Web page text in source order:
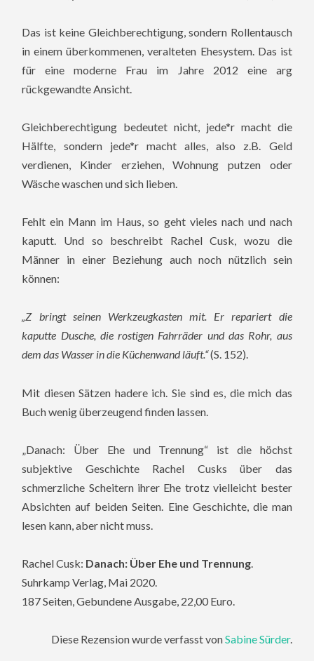
Das ist keine Gleichberechtigung, sondern Rollentausch
in einem überkommenen, veralteten Ehesystem. Das ist
für eine moderne Frau im Jahre 2012 eine arg
rückgewandte Ansicht.
Gleichberechtigung bedeutet nicht, jede*r macht die
Hälfte, sondern jede*r macht alles, also z.B. Geld
verdienen, Kinder erziehen, Wohnung putzen oder
Wäsche waschen und sich lieben.
Fehlt ein Mann im Haus, so geht vieles nach und nach
kaputt. Und so beschreibt Rachel Cusk, wozu die
Männer in einer Beziehung auch noch nützlich sein
können:
„Z bringt seinen Werkzeugkasten mit. Er repariert die
kaputte Dusche, die rostigen Fahrräder und das Rohr, aus
dem das Wasser in die Küchenwand läuft.“(S. 152).
Mit diesen Sätzen hadere ich. Sie sind es, die mich das
Buch wenig überzeugend finden lassen.
„Danach: Über Ehe und Trennung“ ist die höchst
subjektive Geschichte Rachel Cusks über das
schmerzliche Scheitern ihrer Ehe trotz vielleicht bester
Absichten auf beiden Seiten. Eine Geschichte, die man
lesen kann, aber nicht muss.
Rachel Cusk: Danach: Über Ehe und Trennung.
Suhrkamp Verlag, Mai 2020.
187 Seiten, Gebundene Ausgabe, 22,00 Euro.
Diese Rezension wurde verfasst vonSabine Sürder.